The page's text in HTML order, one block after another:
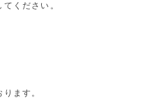
ください。
ます。